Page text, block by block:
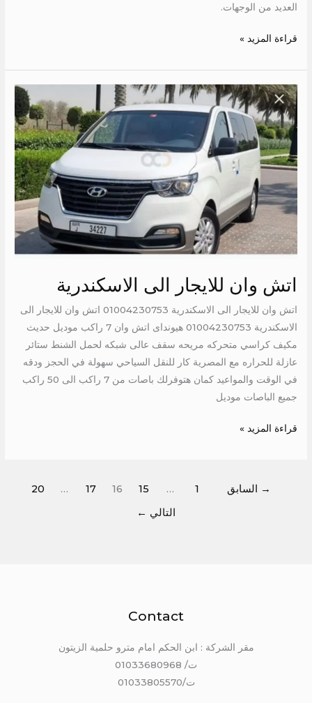
العديد من الوجهات.
قراءة المزيد »
اتش وان للايجار الى الاسكندرية
اتش وان للايجار الى الاسكندرية 01004230753 اتش وان للايجار الى
الاسكندرية 01004230753 هيونداى اتش وان 7 راكب موديل حديث
مكيف كراسي متحركه مريحه سقف عالى شبكه لحمل الشنط ستائر
عازلة للحراره مع المصرية كار للنقل السياحي سهولة في الحجز ودقه
في الوقت والمواعيد كمان هتوفرلك باصات من 7 راكب الى 50 راكب
جميع الباصات موديل
اتش
وان
للايجار
الى
الاسكندرية
قراءة المزيد »
→ السابق 1
…
15
16
17
…
20
التالي ←
Contact
مقر الشركة : ابن الحكم امام مترو حلمية الزيتون
ت/ 01033680968
ت/01033805570